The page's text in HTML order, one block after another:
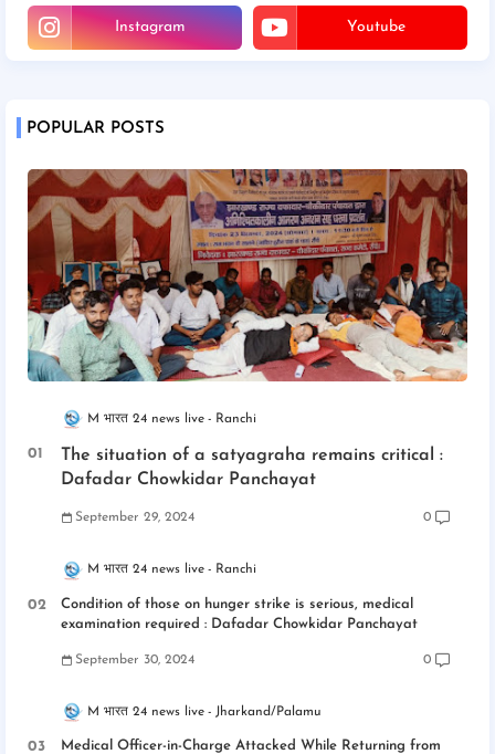
Instagram Youtube
POPULAR POSTS
M भारत 24 news live Ranchi
The situation of a satyagraha remains critical :
Dafadar Chowkidar Panchayat
September 29, 2024 0
M भारत 24 news live Ranchi
Condition of those on hunger strike is serious, medical
examination required : Dafadar Chowkidar Panchayat
September 30, 2024 0
M भारत 24 news live Jharkand/Palamu
Medical Officer-in-Charge Attacked While Returning from